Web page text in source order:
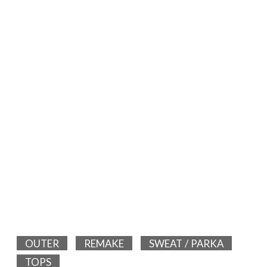
OUTER REMAKE
SWEAT / PARKA
TOPS